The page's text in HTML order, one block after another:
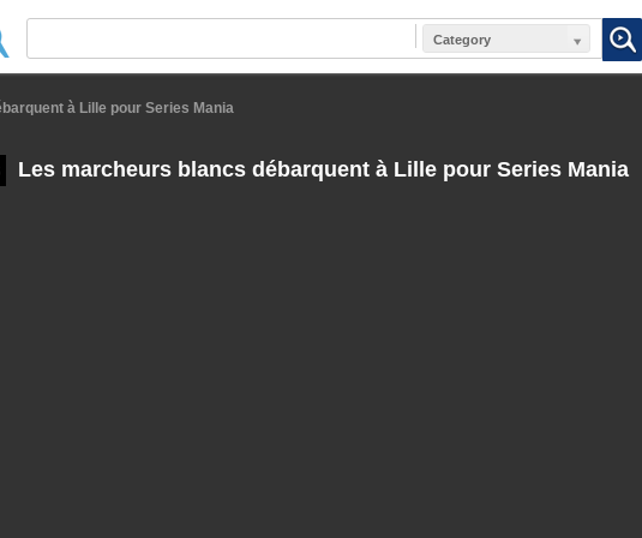
Category
à Lille pour Series Mania
Les marcheurs blancs débarquent à Lille pour Series Mania